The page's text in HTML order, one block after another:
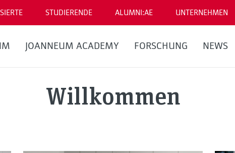
STUDIERENDE ALUMNI:AE UNTERNEHMEN
JOANNEUM ACADEMY FORSCHUNG NEWS
Willkommen